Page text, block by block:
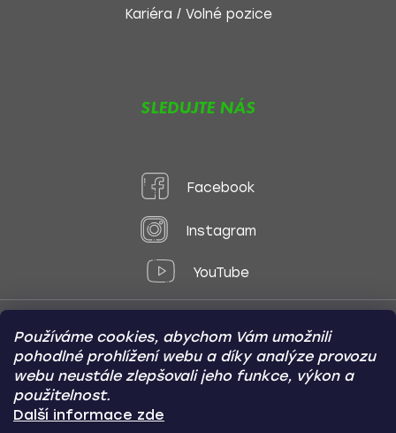
Používáme cookies, abychom Vám umožnili
pohodlné prohlížení webu a díky analýze provozu
webu neustále zlepšovali jeho funkce, výkon a
použitelnost.
Další informace zde
Kariéra / Volné pozice
SLEDUJTE NÁS
Facebook
Instagram
YouTube
Způsoby platby:
Online
Převod
Dobírka